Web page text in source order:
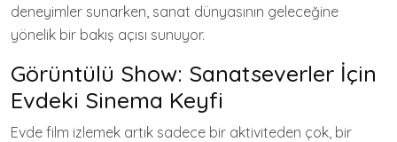
deneyimler sunarken, sanat dünyasının geleceğine
yönelik bir bakış açısı sunuyor.
Görüntülü Show: Sanatseverler İçin
Evdeki Sinema Keyfi
Evde film izlemek artık sadece bir aktiviteden çok, bir